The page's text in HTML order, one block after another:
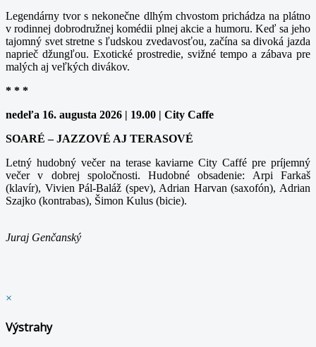
Legendárny tvor s nekonečne dlhým chvostom prichádza na plátno
v rodinnej dobrodružnej komédii plnej akcie a humoru. Keď sa jeho
tajomný svet stretne s ľudskou zvedavosťou, začína sa divoká jazda
naprieč džungľou. Exotické prostredie, svižné tempo a zábava pre
malých aj veľkých divákov.
* * *
nedeľa 16. augusta 2026 | 19.00 | City Caffe
SOARÉ – JAZZOVÉ AJ TERASOVÉ
Letný hudobný večer na terase kaviarne City Caffé pre príjemný
večer v dobrej spoločnosti. Hudobné obsadenie: Arpi Farkaš
(klavír), Vivien Pál-Baláž (spev), Adrian Harvan (saxofón), Adrian
Szajko (kontrabas), Šimon Kulus (bicie).
Juraj Genčanský
×
Výstrahy